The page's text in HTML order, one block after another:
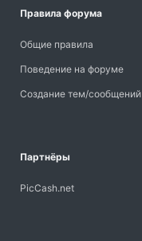
Правила форума
Общие правила
Поведение на форуме
Создание тем/сообщений
Партнёры
PicCash.net